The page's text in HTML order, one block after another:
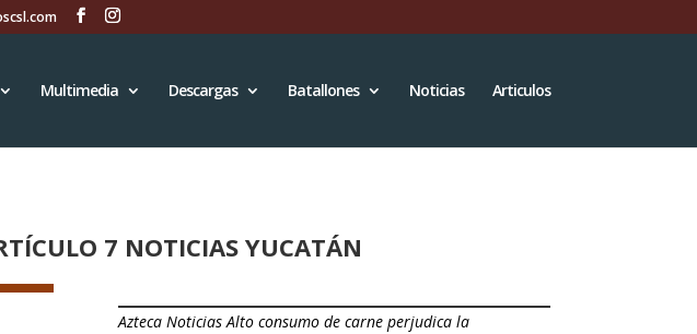
Multimedia Descargas Batallones Noticias Articulos
7 NOTICIAS YUCATÁN
Azteca Noticias Alto consumo de carne perjudica la